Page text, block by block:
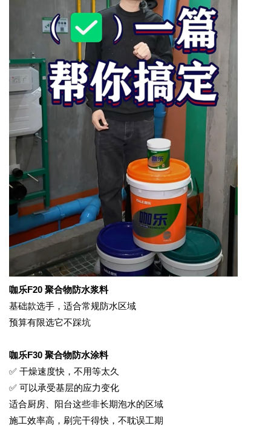
咖乐F20 聚合物防水浆料
基础款选手，适合常规防水区域
预算有限选它不踩坑
咖乐F30 聚合物防水涂料
✅ 干燥速度快，不用等太久
✅ 可以承受基层的应力变化
适合厨房、阳台这些非长期泡水的区域
施工效率高，刷完干得快，不耽误工期